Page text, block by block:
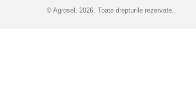
© Agrosel, 2026. Toate drepturile rezervate.